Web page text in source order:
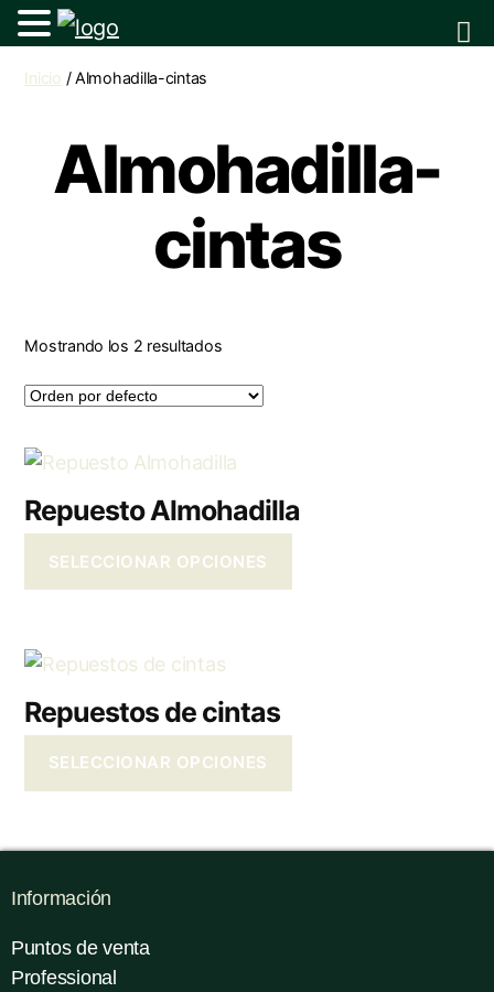
Inicio / Almohadilla-cintas
Almohadilla-
cintas
Mostrando los 2 resultados
Repuesto Almohadilla
SELECCIONAR OPCIONES
Repuestos de cintas
SELECCIONAR OPCIONES
Información
Puntos de venta
Professional